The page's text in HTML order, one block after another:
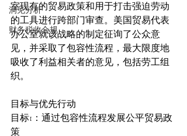
洞见分析
财务税收合规
室现有的贸易政策和用于打击强迫劳动
的工具进行跨部门审查。美国贸易代表
办公室就该战略的制定征询了公众意
见，并采取了包容性流程，最大限度地
吸收了利益相关者的意见，包括劳工组
织。
目标与优先行动
目标1：通过包容性流程发展公平贸易政
策